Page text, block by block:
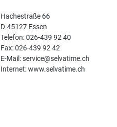
Hachestraße 66
D-45127 Essen
Telefon: 026-439 92 40
Fax: 026-439 92 42
E-Mail: service@selvatime.ch
Internet: www.selvatime.ch